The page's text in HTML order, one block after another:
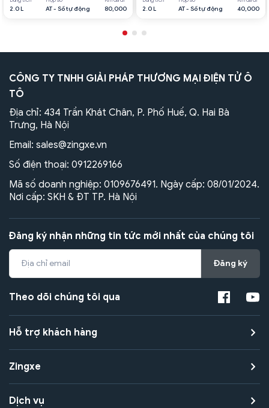
2.0 L AT - Số tự động 80,000 2.0 L AT - Số tự động 40,000
CÔNG TY TNHH GIẢI PHÁP THƯƠNG MẠI ĐIỆN TỬ Ô
TÔ
Địa chỉ: 434 Trần Khát Chân, P. Phố Huế, Q. Hai Bà
Trưng, Hà Nội
Email: sales@zingxe.vn
Số điện thoại: 0912269166
Mã số doanh nghiệp: 0109676491. Ngày cấp: 08/01/2024.
Nơi cấp: SKH & ĐT TP. Hà Nội
Đăng ký nhận những tin tức mới nhất của chúng tôi
Đăng ký
Theo dõi chúng tôi qua
Hỗ trợ khách hàng
Zingxe
Dịch vụ